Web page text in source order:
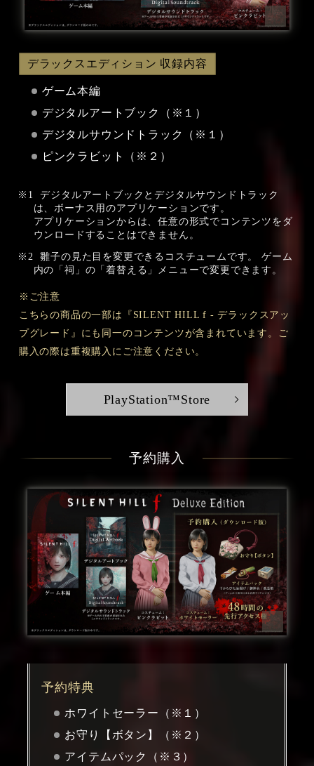
デラックスエディション 収録内容
ゲーム本編
デジタルアートブック（※１）
デジタルサウンドトラック（※１）
ピンクラビット（※２）
デジタルアートブックとデジタルサウンドトラック
は、ボーナス用のアプリケーションです。
アプリケーションからは、任意の形式でコンテンツをダ
ウンロードすることはできません。
雛子の見た目を変更できるコスチュームです。 ゲーム
内の「祠」の「着替える」メニューで変更できます。
※ご注意
こちらの商品の一部は『SILENT HILL f - デラックスアッ
プグレード』にも同一のコンテンツが含まれています。ご
購入の際は重複購入にご注意ください。
PlayStation™Store
予約購入
予約特典
ホワイトセーラー（※１）
お守り【ボタン】（※２）
アイテムパック（※３）